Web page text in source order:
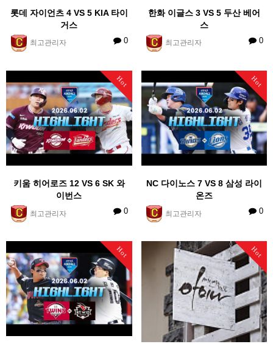
롯데 자이언츠 4 VS 5 KIA 타이
거스
최고관리자 0
한화 이글스 3 VS 5 두산 베어
스
최고관리자 0
Hot
키움 히어로즈 12 VS 6 SK 와
이번스
최고관리자 0
Hot
NC 다이노스 7 VS 8 삼성 라이
온즈
최고관리자 0
Hot Hot